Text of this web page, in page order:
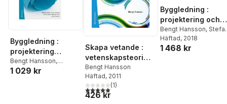
Byggledning :
projektering
(paket)
Bengt Hansson,
Radhlinah Aulin
1 029 kr
Skapa vetande :
vetenskapsteori
från grunden
Bengt Hansson
Häftad, 2011
5,0utav 5 stjärnor. Totalt antal röster:
(1)
426 kr
Byggledning :
projektering och
produktion med
övningar (paket)
Bengt Hansson,
Olander ,Anne Landin
Radhlinah Aulin
Häftad, 2018
1 468 kr